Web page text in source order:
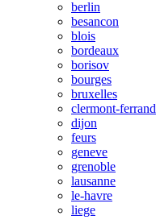
berlin
besancon
blois
bordeaux
borisov
bourges
bruxelles
clermont-ferrand
dijon
feurs
geneve
grenoble
lausanne
le-havre
liege